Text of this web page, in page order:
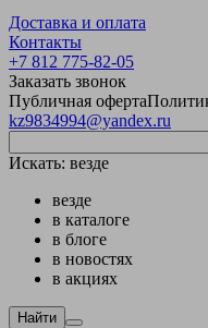
Доставка и оплата
Контакты
+7 812 775-82-05
Заказать звонок
Публичная оферта
kz9834994@yandex.ru
Искать: везде
везде
в каталоге
в блоге
в новостях
в акциях
Найти